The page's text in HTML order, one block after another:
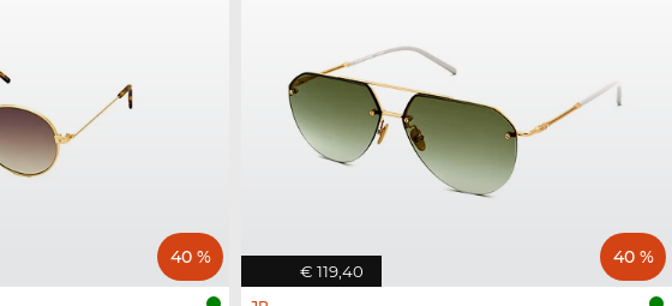
40 %
€ 119,40
40 %